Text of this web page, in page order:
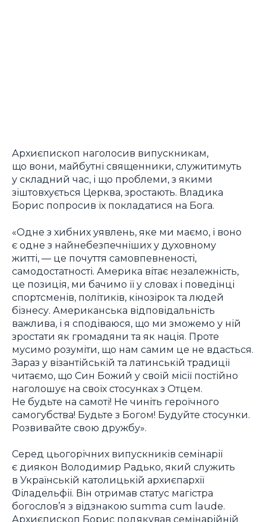
Архиєпископ наголосив випускникам,
що вони, майбутні священники, служитимуть
у складний час, і що проблеми, з якими
зіштовхується Церква, зростають. Владика
Борис попросив їх покладатися на Бога.
«Одне з хибних уявлень, яке ми маємо, і воно
є одне з найнебезпечніших у духовному
житті, — це почуття самовпевненості,
самодостатності. Америка вітає незалежність,
це позиція, ми бачимо її у словах і поведінці
спортсменів, політиків, кінозірок та людей
бізнесу. Американська відповідальність
важлива, і я сподіваюся, що ми зможемо у ній
зростати як громадяни та як нація. Проте
мусимо розуміти, що нам самим це не вдасться.
Зараз у візантійській та латинській традиції
читаємо, що Син Божий у своїй місії постійно
наголошує на своїх стосунках з Отцем.
Не будьте на самоті! Не чиніть героїчного
самогубства! Будьте з Богом! Будуйте стосунки.
Розвивайте свою дружбу».
Серед цьогорічних випускників семінарії
є диякон Володимир Радько, який служить
в Українській католицькій архиєпархії
Філадельфії. Він отримав статус магістра
богослов’я з відзнакою summa cum laude.
Архиєпископ Борис подякував семінарійній